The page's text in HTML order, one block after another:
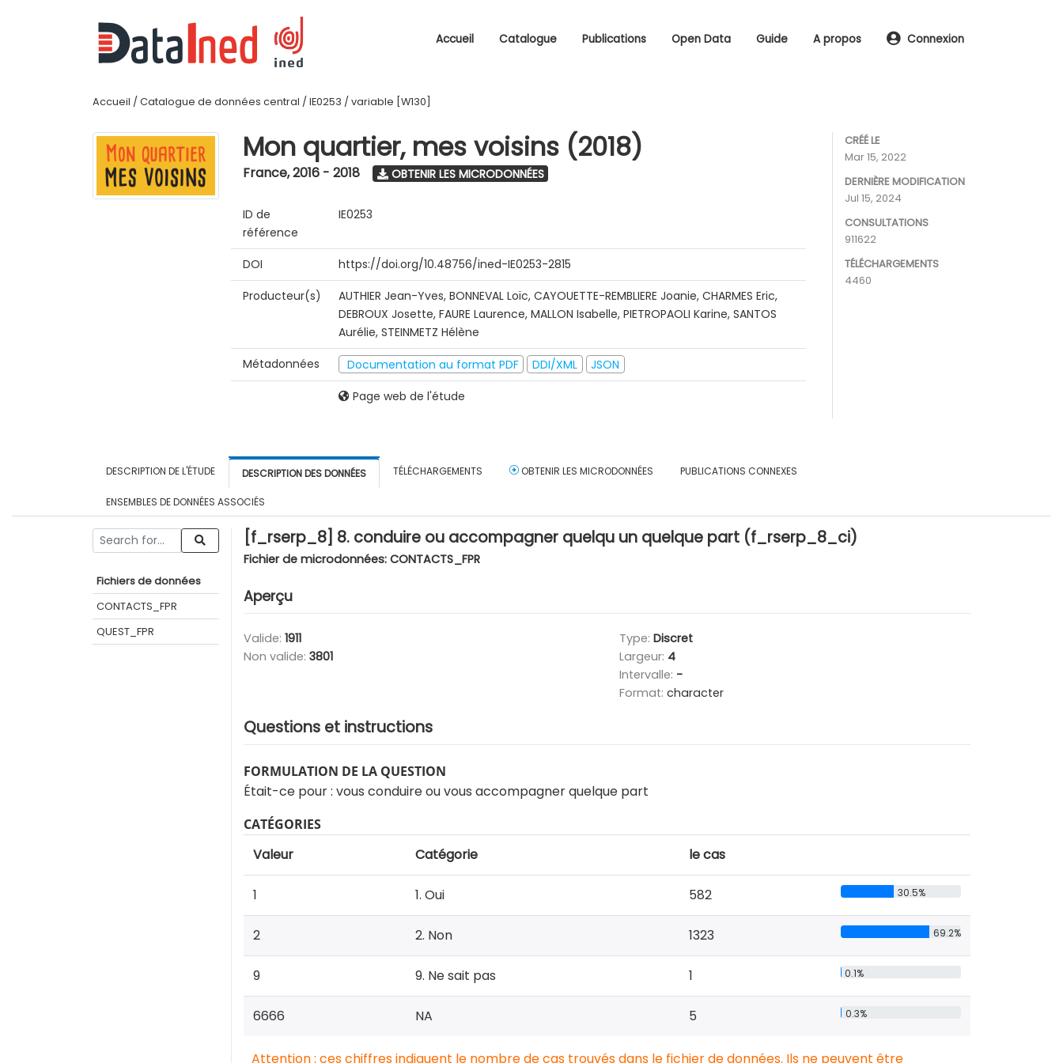
Accueil Catalogue Publications Open Data Guide A propos Connexion
Accueil / Catalogue de données central / IE0253 / variable [W130]
Mon quartier, mes voisins (2018)
France,2016 - 2018 OBTENIR LES MICRODONNÉES
ID de
référence
IE0253
DOI
https://doi.org/10.48756/ined-IE0253-2815
Producteur(s)
AUTHIER Jean-Yves, BONNEVAL Loïc, CAYOUETTE-REMBLIERE Joanie, CHARMES Eric,
DEBROUX Josette, FAURE Laurence, MALLON Isabelle, PIETROPAOLI Karine, SANTOS
Aurélie, STEINMETZ Hélène
Métadonnées
Documentation au format PDF DDI/XML
JSON
Page web de l'étude
CRÉÉ LE
Mar 15, 2022
DERNIÈRE MODIFICATION
Jul 15, 2024
CONSULTATIONS
911622
TÉLÉCHARGEMENTS
4460
DESCRIPTION DE L'ÉTUDE DESCRIPTION DES DONNÉES TÉLÉCHARGEMENTS OBTENIR LES MICRODONNÉES PUBLICATIONS CONNEXES
ENSEMBLES DE DONNÉES ASSOCIÉS
Fichiers de données
CONTACTS_FPR
QUEST_FPR
[f_rserp_8] 8. conduire ou accompagner quelqu un quelque part (f_rserp_8_ci)
Fichier de microdonnées: CONTACTS_FPR
Aperçu
Valide: 1911
Non valide: 3801
Type: Discret
Largeur: 4
Intervalle: -
Format: character
Questions et instructions
FORMULATION DE LA QUESTION
Était-ce pour : vous conduire ou vous accompagner quelque part
CATÉGORIES
Valeur Catégorie le cas
1 1. Oui 582 30.5%
2 2. Non 1323 69.2%
9 9. Ne sait pas 1 0.1%
6666 NA 5 0.3%
Attention : ces chiffres indiquent le nombre de cas trouvés dans le fichier de données. Ils ne peuvent être